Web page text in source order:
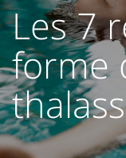
Les 7
forme